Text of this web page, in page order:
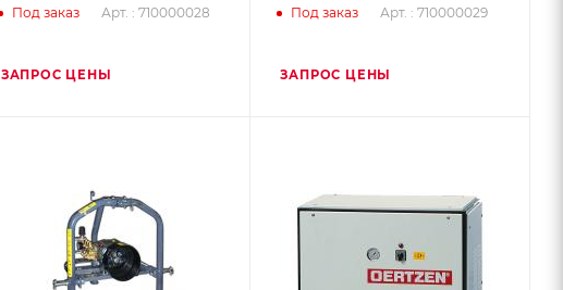
Под заказ Арт. : 710000028
ЗАПРОС ЦЕНЫ
Под заказ Арт. : 710000029
ЗАПРОС ЦЕНЫ